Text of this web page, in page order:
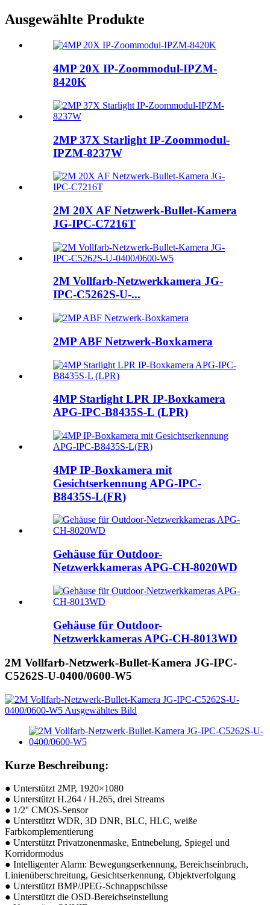
Ausgewählte Produkte
4MP 20X IP-Zoommodul-IPZM-
8420K
2MP 37X Starlight IP-Zoommodul-
IPZM-8237W
2M 20X AF Netzwerk-Bullet-Kamera
JG-IPC-C7216T
2M Vollfarb-Netzwerkkamera JG-
IPC-C5262S-U-...
2MP ABF Netzwerk-Boxkamera
4MP Starlight LPR IP-Boxkamera
APG-IPC-B8435S-L (LPR)
4MP IP-Boxkamera mit
Gesichtserkennung APG-IPC-
B8435S-L(FR)
Gehäuse für Outdoor-
Netzwerkkameras APG-CH-8020WD
Gehäuse für Outdoor-
Netzwerkkameras APG-CH-8013WD
2M Vollfarb-Netzwerk-Bullet-Kamera JG-IPC-
C5262S-U-0400/0600-W5
Kurze Beschreibung:
● Unterstützt 2MP, 1920×1080
● Unterstützt H.264 / H.265, drei Streams
● 1/2'' CMOS-Sensor
● Unterstützt WDR, 3D DNR, BLC, HLC, weiße
Farbkomplementierung
● Unterstützt Privatzonenmaske, Entnebelung, Spiegel und
Korridormodus
● Intelligenter Alarm: Bewegungserkennung, Bereichseinbruch,
Linienüberschreitung, Gesichtserkennung, Objektverfolgung
● Unterstützt BMP/JPEG-Schnappschüsse
● Unterstützt die OSD-Bereichseinstellung